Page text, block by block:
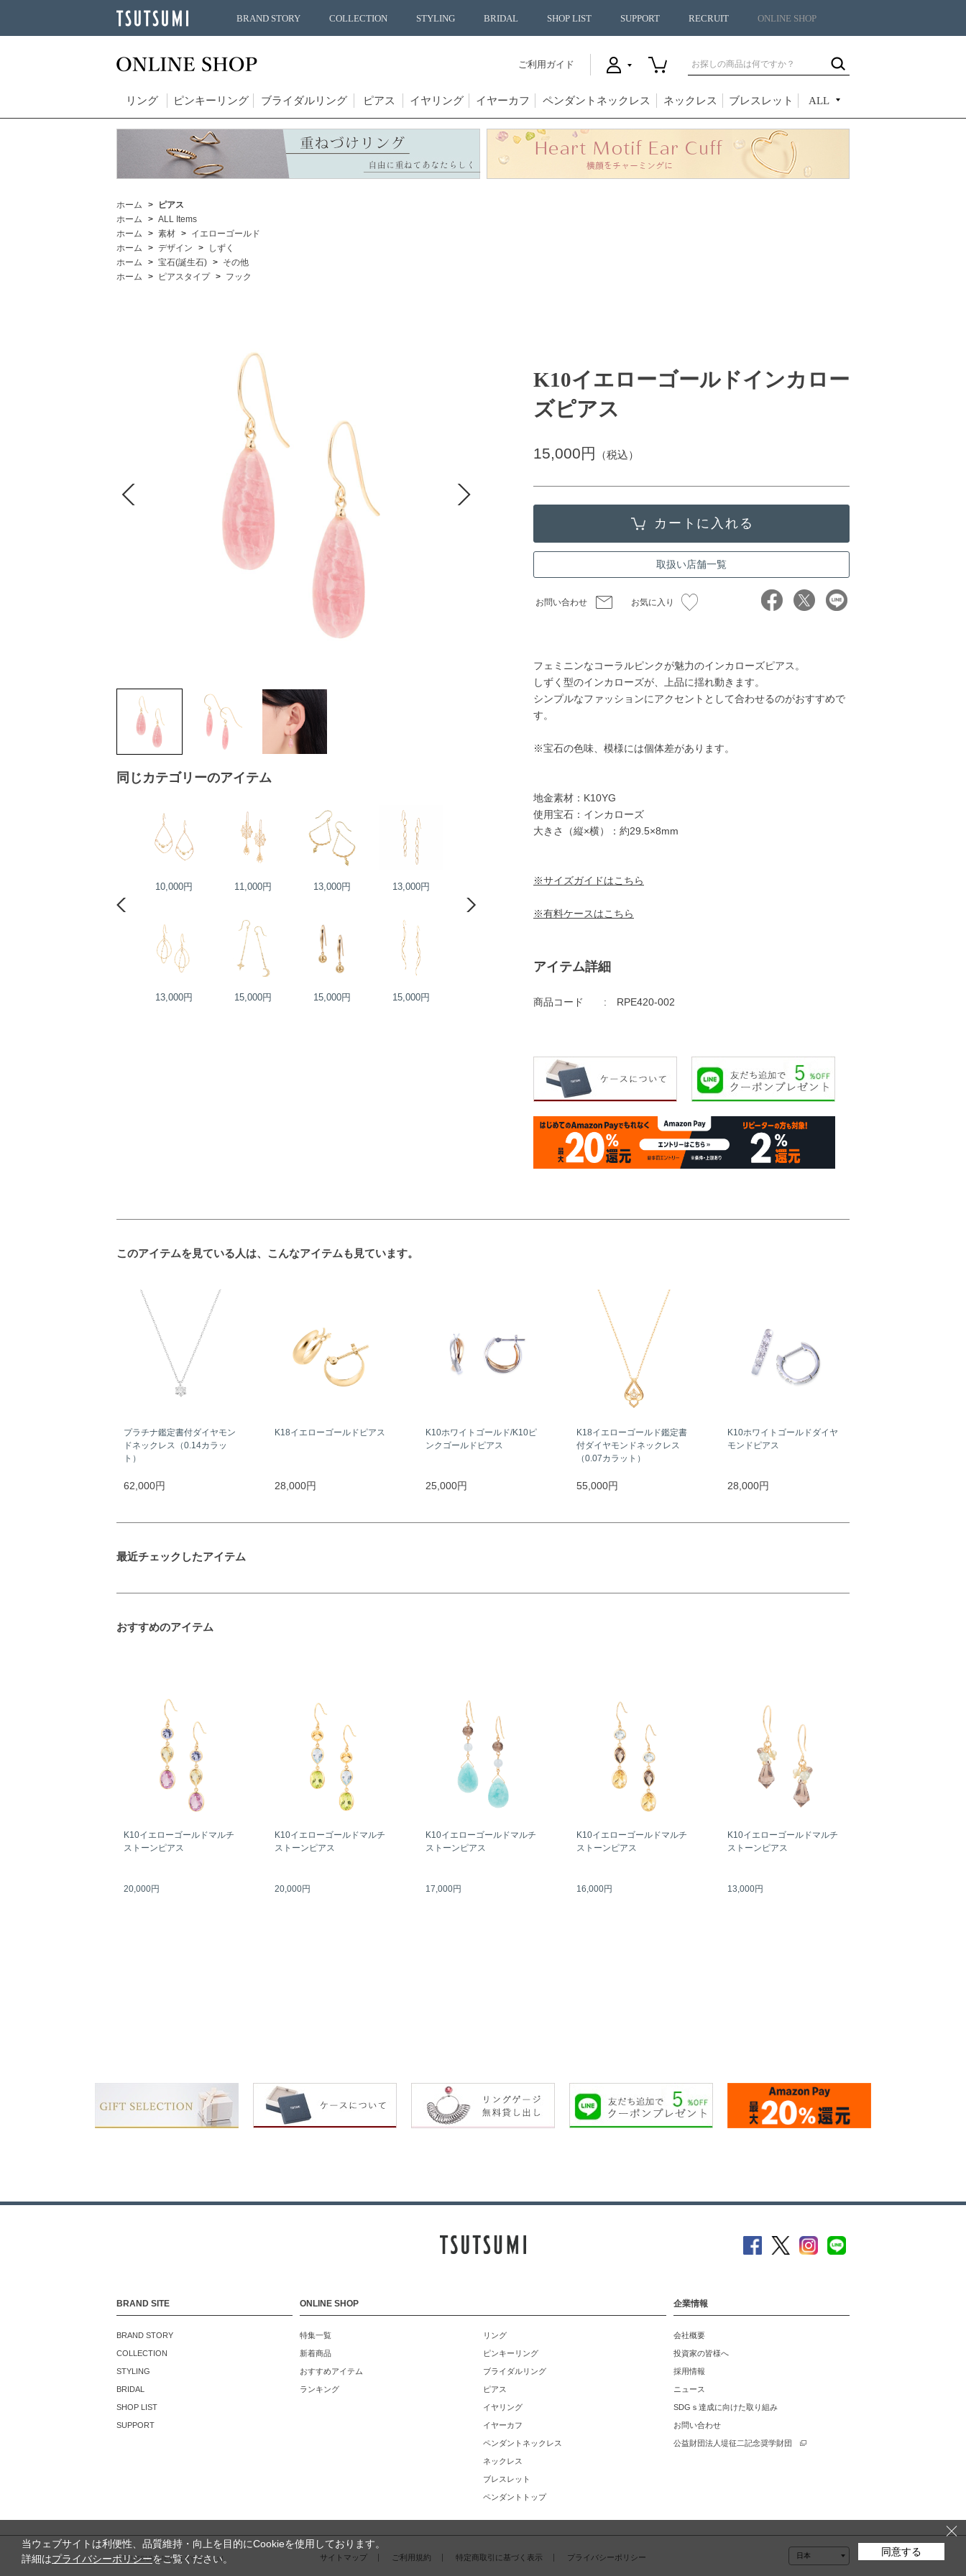
BRAND STORY COLLECTION STYLING BRIDAL SHOP LIST SUPPORT RECRUIT ONLINE SHOP
ご利用ガイド
リング ピンキーリング ブライダルリング ピアス イヤリング イヤーカフ ペンダントネックレス ネックレス ブレスレット ALL
ホーム
ピアス
ホーム
ALL Items
ホーム
素材
イエローゴールド
ホーム
デザイン
しずく
ホーム
宝石(誕生石)
その他
ホーム
ピアスタイプ フック
同じカテゴリーのアイテム
10,000円 11,000円 13,000円 13,000円
13,000円 15,000円 15,000円 15,000円
15,000円 16,000円
20,000円 21,000円 22,000円
K10イエローゴールドインカロー
ズピアス
15,000円 （税込）
取扱い店舗一覧
お問い合わせ お気に入り
フェミニンなコーラルピンクが魅力のインカローズピアス。
しずく型のインカローズが、上品に揺れ動きます。
シンプルなファッションにアクセントとして合わせるのがおすすめで
す。
※宝石の色味、模様には個体差があります。
地金素材：K10YG
使用宝石：インカローズ
大きさ（縦×横）：約29.5×8mm
※サイズガイドはこちら
※有料ケースはこちら
アイテム詳細
商品コード RPE420-002
このアイテムを見ている人は、こんなアイテムも見ています。
プラチナ鑑定書付ダイヤモン
ドネックレス（0.14カラッ
ト）
62,000円
K18イエローゴールドピアス
28,000円
K10ホワイトゴールド/K10ピ
ンクゴールドピアス
25,000円
K18イエローゴールド鑑定書
付ダイヤモンドネックレス
（0.07カラット）
55,000円
K10ホワイトゴールドダイヤ
モンドピアス
28,000円
最近チェックしたアイテム
おすすめのアイテム
K10イエローゴールドマルチ
ストーンピアス
20,000円
K10イエローゴールドマルチ
ストーンピアス
20,000円
K10イエローゴールドマルチ
ストーンピアス
17,000円
K10イエローゴールドマルチ
ストーンピアス
16,000円
K10イエローゴールドマルチ
ストーンピアス
13,000円
BRAND SITE
BRAND STORY
COLLECTION
STYLING
BRIDAL
SHOP LIST
SUPPORT
ONLINE SHOP
特集一覧
新着商品
おすすめアイテム
ランキング
リング
ピンキーリング
ブライダルリング
ピアス
イヤリング
イヤーカフ
ペンダントネックレス
ネックレス
ブレスレット
ペンダントトップ
企業情報
会社概要
投資家の皆様へ
採用情報
ニュース
SDGｓ達成に向けた取り組み
お問い合わせ
公益財団法人堤征二記念奨学財団
サイトマップ ご利用規約 特定商取引に基づく表示 プライバシーポリシー
©TSUTSUMI JEWELRY Co., Ltd.
当ウェブサイトは利便性、品質維持・向上を目的にCookieを使用しております。
詳細はプライバシーポリシーをご覧ください。
同意する